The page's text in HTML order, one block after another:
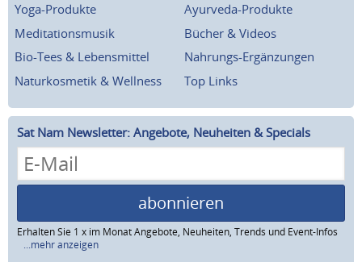
Yoga-Produkte
Ayurveda-Produkte
Meditationsmusik
Bücher & Videos
Bio-Tees & Lebensmittel
Nahrungs-Ergänzungen
Naturkosmetik & Wellness
Top Links
Sat Nam Newsletter: Angebote, Neuheiten & Specials
abonnieren
Erhalten Sie 1 x im Monat Angebote, Neuheiten, Trends und Event-Infos
...mehr anzeigen